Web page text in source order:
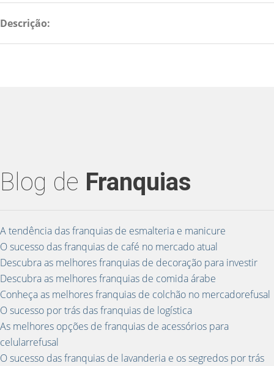
Descrição:
Blog de Franquias
A tendência das franquias de esmalteria e manicure
O sucesso das franquias de café no mercado atual
Descubra as melhores franquias de decoração para investir
Descubra as melhores franquias de comida árabe
Conheça as melhores franquias de colchão no mercadorefusal
O sucesso por trás das franquias de logística
As melhores opções de franquias de acessórios para
celularrefusal
O sucesso das franquias de lavanderia e os segredos por trás